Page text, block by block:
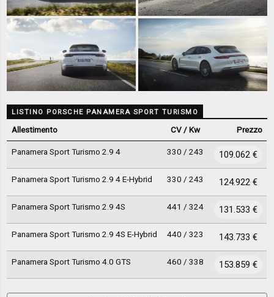
LISTINO PORSCHE PANAMERA SPORT TURISMO
Allestimento CV / Kw Prezzo
Panamera Sport Turismo 2.9 4 330 / 243 109.062 €
Panamera Sport Turismo 2.9 4 E-Hybrid 330 / 243 124.922 €
Panamera Sport Turismo 2.9 4S 441 / 324 131.533 €
Panamera Sport Turismo 2.9 4S E-Hybrid 440 / 323 143.733 €
Panamera Sport Turismo 4.0 GTS 460 / 338 153.859 €